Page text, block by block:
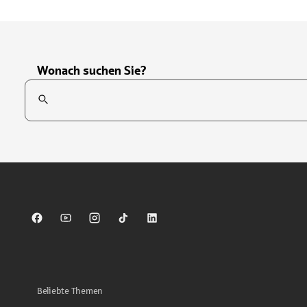
Wonach suchen Sie?
Suchfeld
Sparkasse auf Facebook
Sparkasse auf Youtube
Sparkasse auf Instagram
Sparkasse auf TikTok
Sparkasse auf LinkedIn
Beliebte Themen